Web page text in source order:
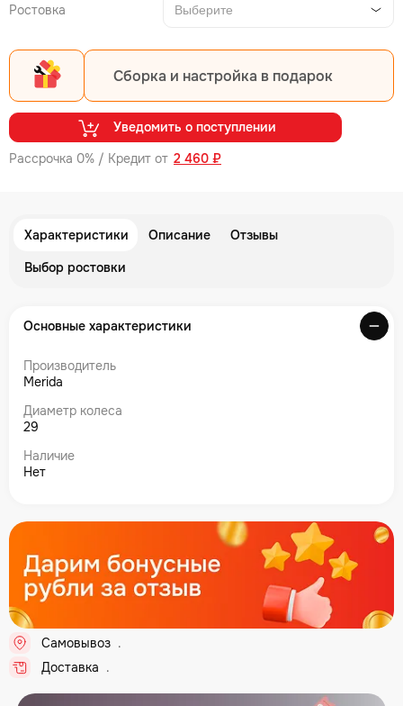
Рассрочка 0% / Кредит от 2 460 ₽
Ростовка
Выберите
Сборка и настройка в подарок
Уведомить о поступлении
Характеристики Описание
Отзывы
Выбор ростовки
Основные характеристики
Производитель
Merida
Диаметр колеса
29
Наличие
Нет
Самовывоз ..
Доставка ..